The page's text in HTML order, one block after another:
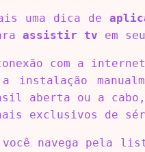
uma dica de
assistir tv em
com a
instalação
aberta ou a
exclusivos de
navega pela